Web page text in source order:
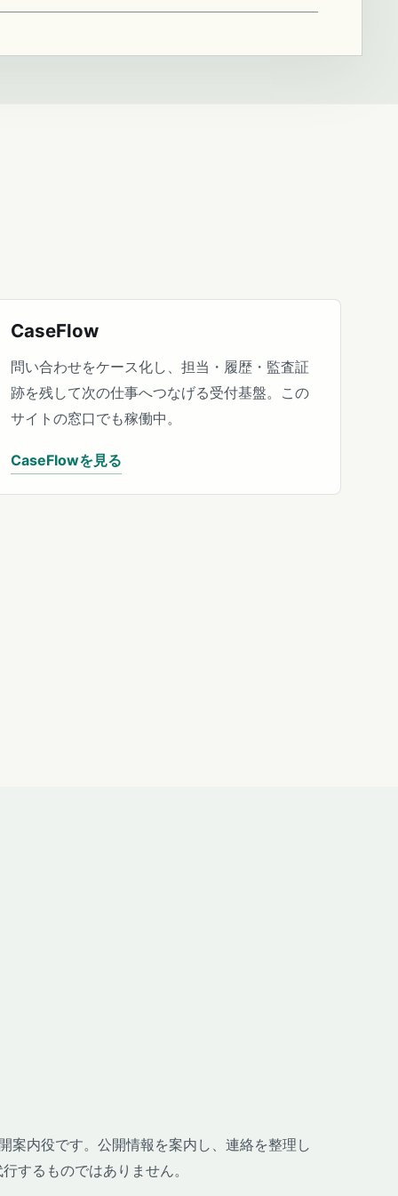
CaseFlow
問い合わせをケース化し、担当・履歴・監査証
跡を残して次の仕事へつなげる受付基盤。この
サイトの窓口でも稼働中。
CaseFlowを見る
案内役です。公開情報を案内し、連絡を整理し
するものではありません。